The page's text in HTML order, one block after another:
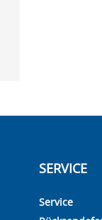
SERVICE
Service